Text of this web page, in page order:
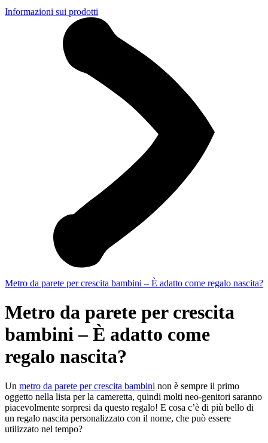
Informazioni sui prodotti
Metro da parete per crescita bambini – È adatto come regalo nascita?
Metro da parete per crescita
bambini – È adatto come
regalo nascita?
Un metro da parete per crescita bambini non è sempre il primo
oggetto nella lista per la cameretta, quindi molti neo-genitori saranno
piacevolmente sorpresi da questo regalo! E cosa c’è di più bello di
un regalo nascita personalizzato con il nome, che può essere
utilizzato nel tempo?